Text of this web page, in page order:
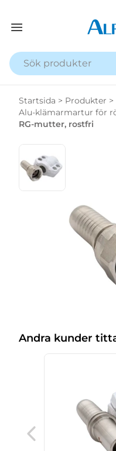
Startsida > Produkter >
Alu-klämarmartur för
RG-mutter, rostfri
Andra kunder